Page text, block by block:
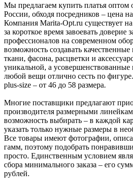
Мы предлагаем купить платья оптом
России, обходя посредников – цена
Компания Marita-Opt.ru существует
за короткое время завоевать доверие
профессионалов на современном
возможность создавать
ткани, фасона, расцветки и
уникальной, а
любой вещи отлично сесть по
plus-size – от 46 до 58 размера.
Многие поставщики предлагают
производителя размерными
возможность выбирать – в каждой
указать только нужные размеры в
Все товары имеют фотографии,
гамм, поэтому подобрать
просто. Единственным условием
сбора минимального заказа – его
рублей.